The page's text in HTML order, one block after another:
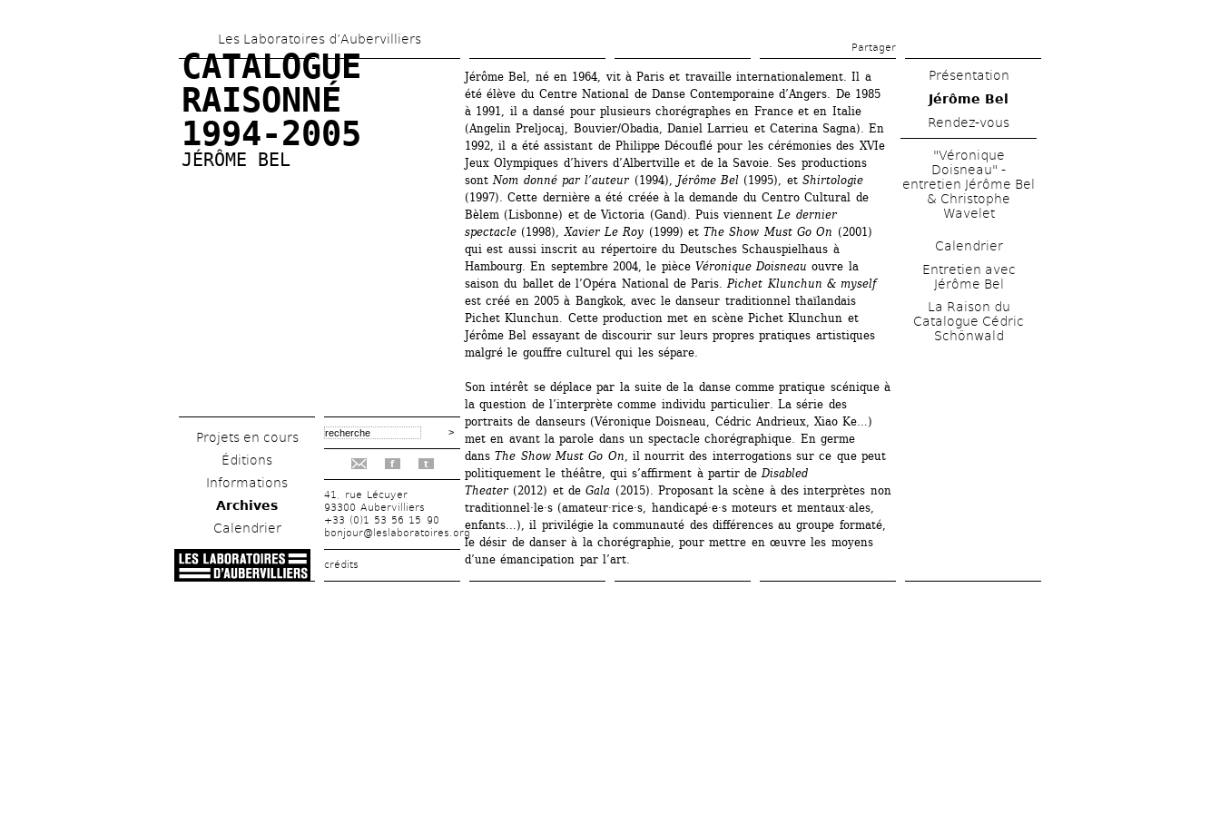
contenu
principal
Les Laboratoires d’Aubervilliers
Partager
CATALOGUE
RAISONNÉ
1994-2005
JÉRÔME BEL
Projets en cours
Éditions
Informations
Archives
Calendrier
f t
41, rue Lécuyer
93300 Aubervilliers
+33 (0)1 53 56 15 90
bonjour@leslaboratoires.org
crédits
Jérôme Bel, né en 1964, vit à Paris et travaille internationalement. Il a
été élève du Centre National de Danse Contemporaine d’Angers. De 1985
à 1991, il a dansé pour plusieurs chorégraphes en France et en Italie
(Angelin Preljocaj, Bouvier/Obadia, Daniel Larrieu et Caterina Sagna). En
1992, il a été assistant de Philippe Découflé pour les cérémonies des XVIe
Jeux Olympiques d’hivers d’Albertville et de la Savoie. Ses productions
sont Nom donné par l’auteur (1994), Jérôme Bel (1995), et Shirtologie
(1997). Cette dernière a été créée à la demande du Centro Cultural de
Bèlem (Lisbonne) et de Victoria (Gand). Puis viennent Le dernier
spectacle (1998), Xavier Le Roy (1999) et The Show Must Go On (2001)
qui est aussi inscrit au répertoire du Deutsches Schauspielhaus à
Hambourg. En septembre 2004, le pièce Véronique Doisneau ouvre la
saison du ballet de l’Opéra National de Paris. Pichet Klunchun & myself
est créé en 2005 à Bangkok, avec le danseur traditionnel thaïlandais
Pichet Klunchun. Cette production met en scène Pichet Klunchun et
Jérôme Bel essayant de discourir sur leurs propres pratiques artistiques
malgré le gouffre culturel qui les sépare.
Son intérêt se déplace par la suite de la danse comme pratique scénique à
la question de l’interprète comme individu particulier. La série des
portraits de danseurs (Véronique Doisneau, Cédric Andrieux, Xiao Ke…)
met en avant la parole dans un spectacle chorégraphique. En germe
dans The Show Must Go On, il nourrit des interrogations sur ce que peut
politiquement le théâtre, qui s’affirment à partir de Disabled
Theater (2012) et de Gala (2015). Proposant la scène à des interprètes non
traditionnel·le·s (amateur·rice·s, handicapé·e·s moteurs et mentaux·ales,
enfants…), il privilégie la communauté des différences au groupe formaté,
le désir de danser à la chorégraphie, pour mettre en œuvre les moyens
d’une émancipation par l’art.
Présentation
Jérôme Bel
Rendez-vous
"Véronique
Doisneau" -
entretien Jérôme Bel
& Christophe
Wavelet
Calendrier
Entretien avec
Jérôme Bel
La Raison du
Catalogue Cédric
Schönwald